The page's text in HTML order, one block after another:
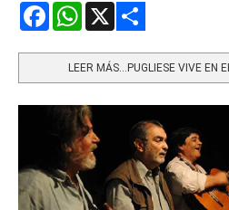
FacebookWhatsApp
LEER MÁS…PUGLIESE VIVE EN